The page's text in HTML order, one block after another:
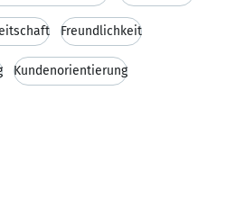
Freundlichkeit
Kundenorientierung